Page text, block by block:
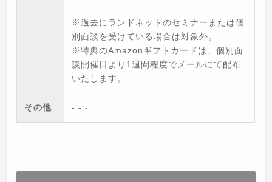
※過去にランドネットのセミナーまたは個
別面談を受けている場合は対象外。
※特典のAmazonギフトカードは、個別面
談開催日より1週間程度でメールにて配布
いたします。
その他 - - -